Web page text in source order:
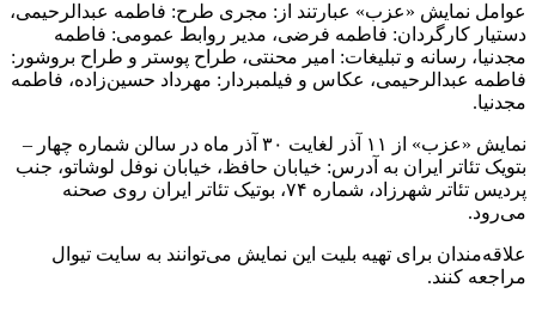
عوامل نمایش «عزب» عبارتند از: مجری طرح: فاطمه عبدالرحیمی،
دستیار کارگردان: فاطمه فرضی، مدیر روابط عمومی: فاطمه
مجدنیا، رسانه و تبلیغات: امیر محنتی، طراح پوستر و طراح بروشور:
فاطمه عبدالرحیمی، عکاس و فیلمبردار: مهرداد حسین‌زاده، فاطمه
مجدنیا.
نمایش «عزب» از ۱۱ آذر لغایت ۳۰ آذر ماه در سالن شماره چهار –
بتویک تئاتر ایران به آدرس: خیابان حافظ، خیابان نوفل لوشاتو، جنب
پردیس تئاتر شهرزاد، شماره ۷۴، بوتیک تئاتر ایران روی صحنه
می‌رود.
علاقه‌مندان برای تهیه بلیت این نمایش می‌توانند به سایت تیوال
مراجعه کنند.